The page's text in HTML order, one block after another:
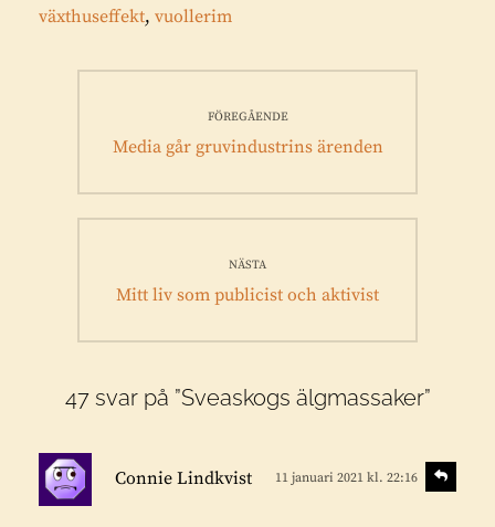
växthuseffekt, vuollerim
FÖREGÅENDE
Föregående
Media går gruvindustrins ärenden
NÄSTA
Nästa
Mitt liv som publicist och aktivist
47 svar på ”Sveaskogs älgmassaker”
Connie Lindkvist 11 januari 2021 kl. 22:16
v